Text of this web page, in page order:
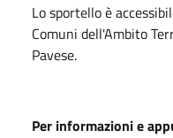
Lo sportello è
Comuni dell'Ambito
Pavese.
Per informazioni e